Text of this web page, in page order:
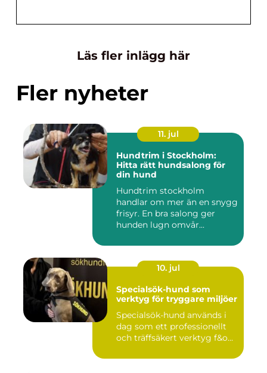
Läs fler inlägg här
Fler nyheter
11. jul
Hundtrim i Stockholm:
Hitta rätt hundsalong för
din hund
Hundtrim stockholm
handlar om mer än en snygg
frisyr. En bra salong ger
hunden lugn omvår...
10. jul
Specialsök-hund som
verktyg för tryggare miljöer
Specialsök-hund används i
dag som ett professionellt
och träffsäkert verktyg f&o...